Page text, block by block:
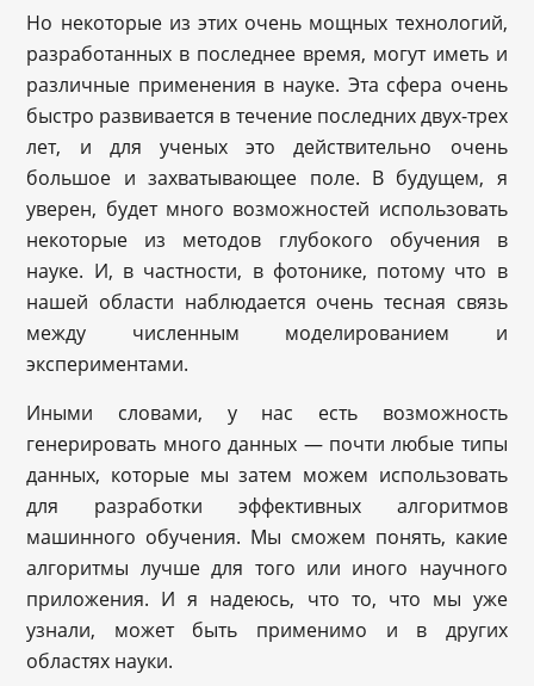
Но некоторые из этих очень мощных технологий,
разработанных в последнее время, могут иметь и
различные применения в науке. Эта сфера очень
быстро развивается в течение последних двух-трех
лет, и для ученых это действительно очень
большое и захватывающее поле. В будущем, я
уверен, будет много возможностей использовать
некоторые из методов глубокого обучения в
науке. И, в частности, в фотонике, потому что в
нашей области наблюдается очень тесная связь
между численным моделированием и
экспериментами.
Иными словами, у нас есть возможность
генерировать много данных — почти любые типы
данных, которые мы затем можем использовать
для разработки эффективных алгоритмов
машинного обучения. Мы сможем понять, какие
алгоритмы лучше для того или иного научного
приложения. И я надеюсь, что то, что мы уже
узнали, может быть применимо и в других
областях науки.